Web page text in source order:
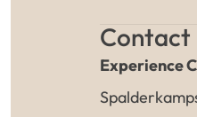
Contact
Experience